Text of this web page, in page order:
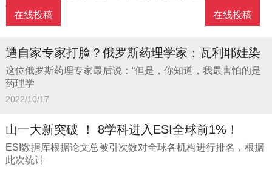
侵，更何况
2022/12/06
遭自家专家打脸？俄罗斯药理学家：瓦利耶娃染
这位俄罗斯药理专家最后说：“但是，你知道，我最害怕的是
药理学
2022/10/17
山一大新突破 ！ 8学科进入ESI全球前1%！
ESI数据库根据论文总被引次数对全球各机构进行排名，根据
此次统计
在线投稿
在线投稿